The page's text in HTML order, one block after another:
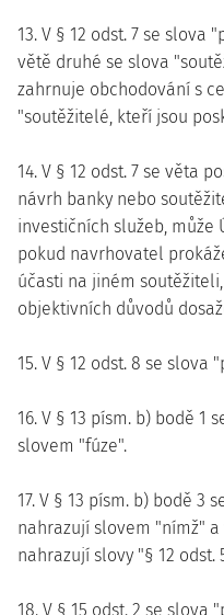
13. V § 12 odst. 7 se slova
větě druhé se slova
zahrnuje obchodování s
"soutěžitelé, kteří jsou
14. V § 12 odst. 7 se věta
návrh banky nebo
investičních služeb, může
pokud navrhovatel
účasti na jiném
objektivních důvodů
15. V § 12 odst. 8 se slova
16. V § 13 písm. b) bodě 1
slovem "fúze".
17. V § 13 písm. b) bodě 3
nahrazují slovem "nímž" a
nahrazují slovy "§ 12 odst.
18. V § 15 odst. 2 se slova